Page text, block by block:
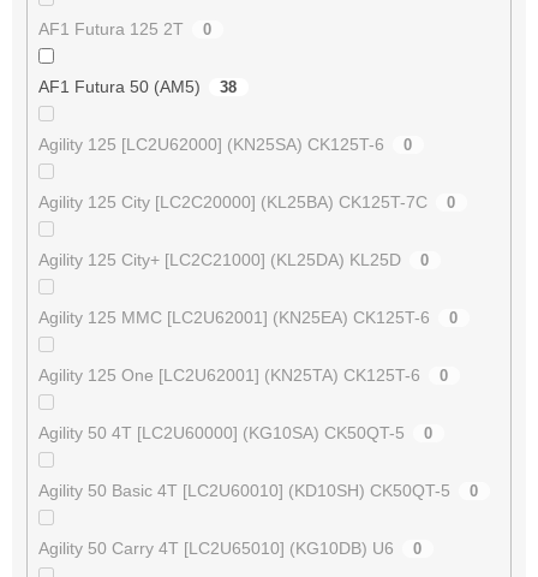
AF1 Futura 125 2T 0
AF1 Futura 50 (AM5) 38
Agility 125 [LC2U62000] (KN25SA) CK125T-6 0
Agility 125 City [LC2C20000] (KL25BA) CK125T-7C 0
Agility 125 City+ [LC2C21000] (KL25DA) KL25D 0
Agility 125 MMC [LC2U62001] (KN25EA) CK125T-6 0
Agility 125 One [LC2U62001] (KN25TA) CK125T-6 0
Agility 50 4T [LC2U60000] (KG10SA) CK50QT-5 0
Agility 50 Basic 4T [LC2U60010] (KD10SH) CK50QT-5 0
Agility 50 Carry 4T [LC2U65010] (KG10DB) U6 0